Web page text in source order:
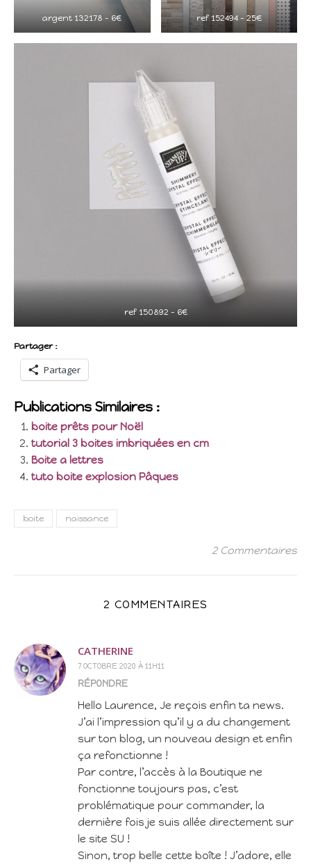
argent 132178 – 6€ ref 152494 – 25€
ref 150892 – 6€
Partager :
Partager
Publications Similaires :
boite prêts pour Noël
tutorial 3 boites imbriquées en cm
Boite a lettres
tuto boite explosion Pâques
boite naissance
2 Commentaires
2 COMMENTAIRES
CATHERINE
7 OCTOBRE 2020 À 11H11
RÉPONDRE
Hello Laurence, Je reçois enfin ta news.
J’ai l’impression qu’il y a du changement
sur ton blog, un nouveau design et enfin
ça refonctionne !
Par contre, l’accès à la Boutique ne
fonctionne toujours pas, c’est
problématique pour commander, la
dernière fois je suis allée directement sur
le site SU !
Sinon, trop belle cette boîte ! J’adore, elle